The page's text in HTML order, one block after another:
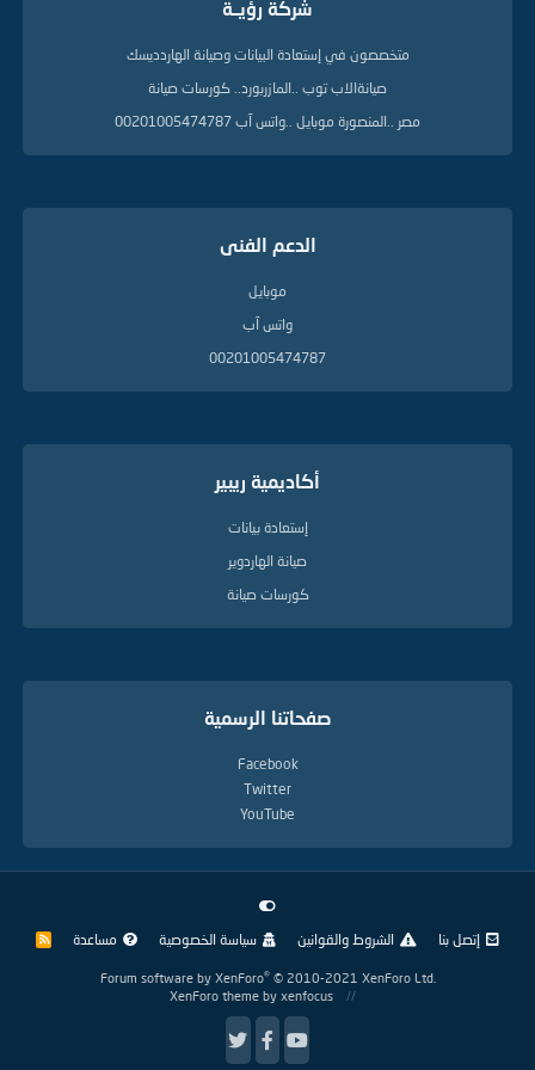
شركة رؤيــة
متخصصون في إستعادة البيانات وصيانة الهاردديسك
صيانةالاب توب ..المازربورد.. كورسات صيانة
مصر ..المنصورة موبايل ..واتس آب 00201005474787
الدعم الفنى
موبايل
واتس آب
00201005474787
أكاديمية ريبير
إستعادة بيانات
صيانة الهاردوير
كورسات صيانة
صفحاتنا الرسمية
Facebook
Twitter
YouTube
إتصل بنا الشروط والقوانين سياسة الخصوصية مساعدة
R
Forum software by XenForo® © 2010-2021 XenForo Ltd.
XenForo theme by xenfocus